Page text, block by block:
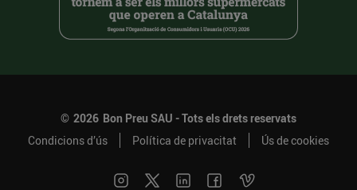
© 2026 Bon Preu SAU - Tots els drets reservats
Condicions d’ús
Política de privacitat Ús de cookies